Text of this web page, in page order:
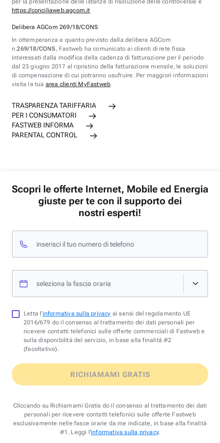
per la presentazione delle istanze di risoluzione delle controversie è
https://conciliaweb.agcom.it
Delibera AGCom 269/18/CONS
In ottemperanza a quanto previsto dalla delibera AGCom
n.269/18/CONS , Fastweb ha comunicato ai clienti di rete fissa
interessati dalla modifica della cadenza di fatturazione per il periodo
dal 23 giugno 2017 al ripristino della fatturazione mensile, le soluzioni
di compensazione di cui potranno usufruire. Per maggiori informazioni
visita la tua area clienti MyFastweb
TRASPARENZA TARIFFARIA
PER I CONSUMATORI
FASTWEB INFORMA
PARENTAL CONTROL
Scopri le offerte Internet, Mobile ed Energia
giuste per te con il supporto dei
nostri esperti!
inserisci il tuo numero di telefono
seleziona la fascia oraria
Letta l'informativa sulla privacy ai sensi del regolamento UE
2016/679 do il consenso al trattamento dei dati personali per
ricevere contatti telefonici sulle offerte commerciali di Fastweb e
sulla disponibilità del servizio, in base alla finalità #2
(facoltativo).
RICHIAMAMI GRATIS
Cliccando su Richiamami Gratis do il consenso al trattamento dei dati
personali per ricevere contatti telefonici sulle offerte Fastweb
esclusivamente nelle fasce orarie da me indicate, in base alla finalità
#1. Leggi l'informativa sulla privacy.